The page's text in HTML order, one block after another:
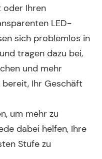
oder Ihren
LED-
sich problemlos in
tragen dazu bei,
und mehr
bereit, Ihr Geschäft
um mehr zu
dabei helfen, Ihre
Stufe zu